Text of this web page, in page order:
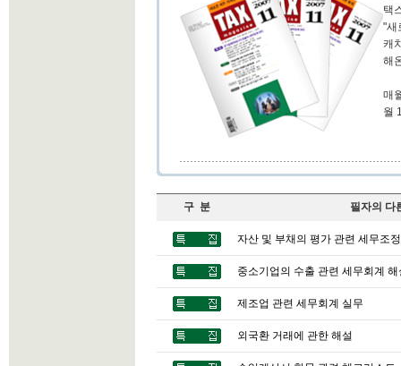
택
"새
캐
해
매
월
구 분 필자의 다
자산 및 부채의 평가 관련 세무조정
중소기업의 수출 관련 세무회계 해
제조업 관련 세무회계 실무
외국환 거래에 관한 해설